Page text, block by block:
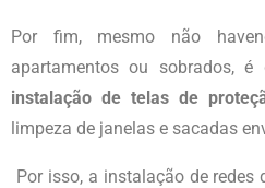
Por fim, mesmo não
apartamentos ou sobrados,
instalação de telas de
limpeza de janelas e sacadas
Por isso, a instalação de redes